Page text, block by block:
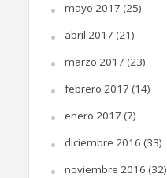
mayo 2017 (25)
abril 2017 (21)
marzo 2017 (23)
febrero 2017 (14)
enero 2017 (7)
diciembre 2016 (33)
noviembre 2016 (32)